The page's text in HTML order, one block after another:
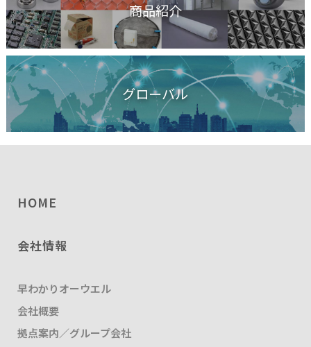
商品紹介
グローバル
HOME
会社情報
早わかりオーウエル
会社概要
拠点案内／グループ会社